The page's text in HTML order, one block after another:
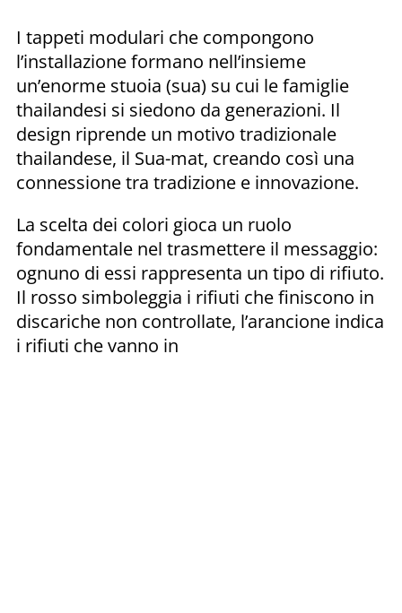
I tappeti modulari che compongono
l’installazione formano nell’insieme
un’enorme stuoia (sua) su cui le famiglie
thailandesi si siedono da generazioni. Il
design riprende un motivo tradizionale
thailandese, il Sua-mat, creando così una
connessione tra tradizione e innovazione.
La scelta dei colori gioca un ruolo
fondamentale nel trasmettere il messaggio:
ognuno di essi rappresenta un tipo di rifiuto.
Il rosso simboleggia i rifiuti che finiscono in
discariche non controllate, l’arancione indica
i rifiuti che vanno in